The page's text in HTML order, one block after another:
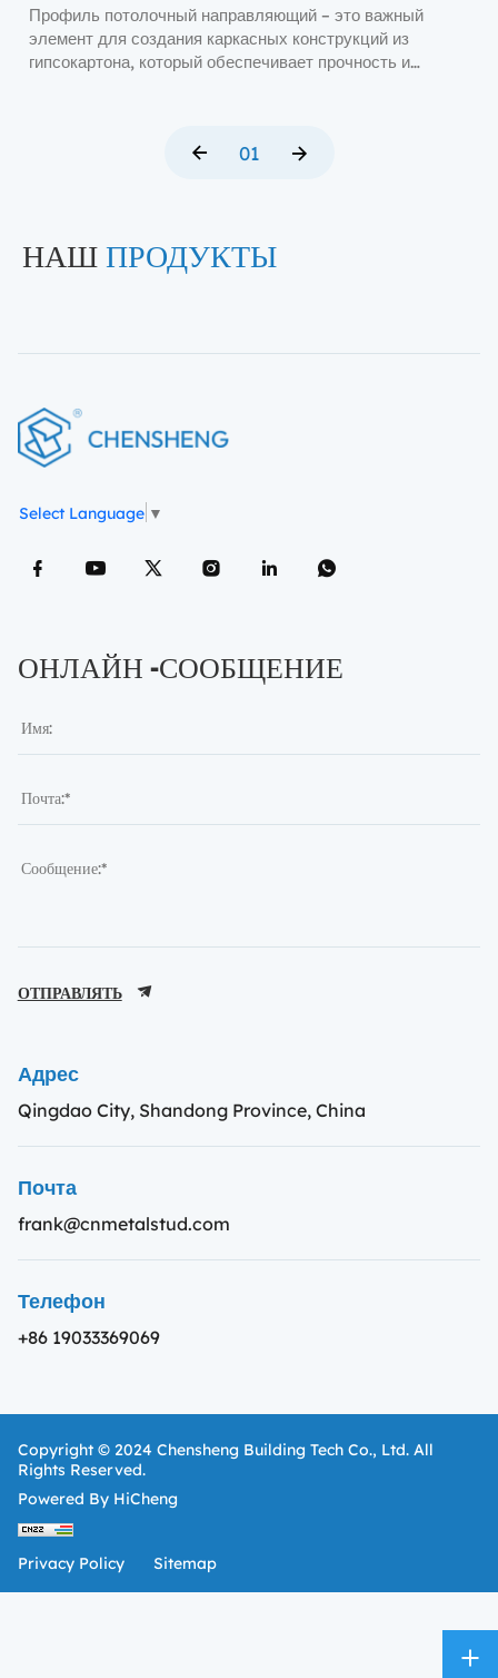
НАШПРОДУКТЫ
Профиль потолочный направляющий – это важный
элемент для создания каркасных конструкций из
гипсокартона, который обеспечивает прочность и
01
Select Language ▼
ОНЛАЙН -СООБЩЕНИЕ
ОТПРАВЛЯТЬ
Адрес
Qingdao City, Shandong Province, China
Почта
frank@cnmetalstud.com
Телефон
+86 19033369069
Copyright © 2024 Chensheng Building Tech Co., Ltd. All
Rights Reserved.
Powered By HiCheng
Privacy Policy Sitemap